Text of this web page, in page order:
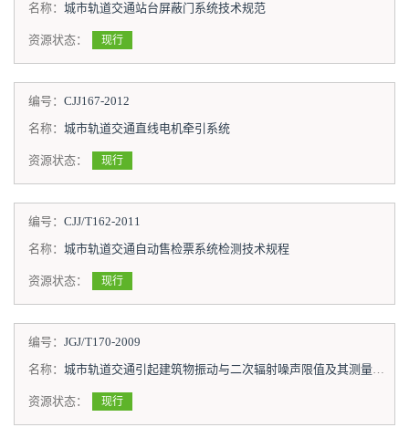
名称： 城市轨道交通站台屏蔽门系统技术规范
资源状态： 现行
编号： CJJ167-2012
名称： 城市轨道交通直线电机牵引系统
资源状态： 现行
编号： CJJ/T162-2011
名称： 城市轨道交通自动售检票系统检测技术规程
资源状态： 现行
编号： JGJ/T170-2009
名称： 城市轨道交通引起建筑物振动与二次辐射噪声限值及其测量方法标准
资源状态： 现行